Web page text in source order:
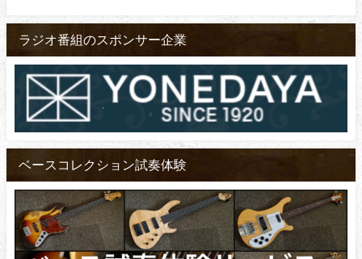
ラジオ番組のスポンサー企業
ベースコレクション試奏体験